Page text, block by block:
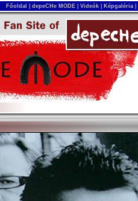
Főoldal depeCHe MODE Videók Képgaléria